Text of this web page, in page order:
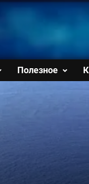
Полезное